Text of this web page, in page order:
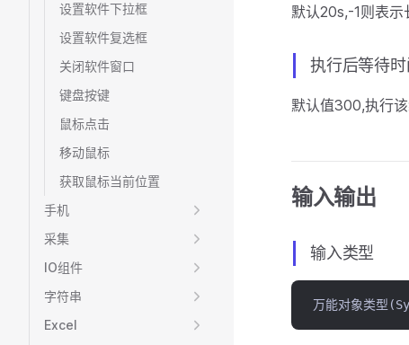
设置软件下拉框
设置软件复选框
关闭软件窗口
键盘按键
鼠标点击
移动鼠标
获取鼠标当前位置
手机
采集
IO组件
字符串
Excel
默认20s,-1则表示
执行后等待
默认值300,执行
输入输出
输入类型
万能对象类型